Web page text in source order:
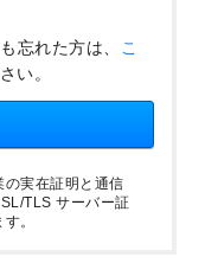
忘れた方は、 こ
い。
の実在証明と通信
TLS サーバー証
。